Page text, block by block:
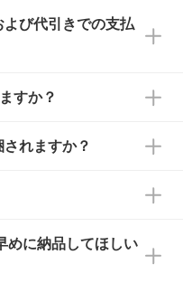
しております。混
ただくこともご
日以降のご連絡
び代引きでの支払
ます。
すか？
おりますが、自
いに対応可能で
委員会や個人様
れますか？
ただいた場合の
ル添付でお送りし
から約2週間～2
めに納品してほしい